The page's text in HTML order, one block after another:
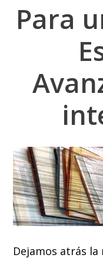
Para
Dejamos atrás la